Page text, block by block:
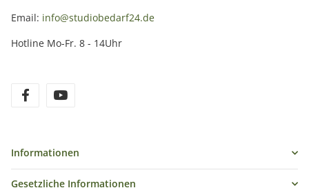
Email: info@studiobedarf24.de
Hotline Mo-Fr. 8 - 14Uhr
Informationen
Gesetzliche Informationen